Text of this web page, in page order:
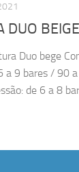
DUO BEIGE
Duo bege
a 9 bares / 90
de 6 a 8